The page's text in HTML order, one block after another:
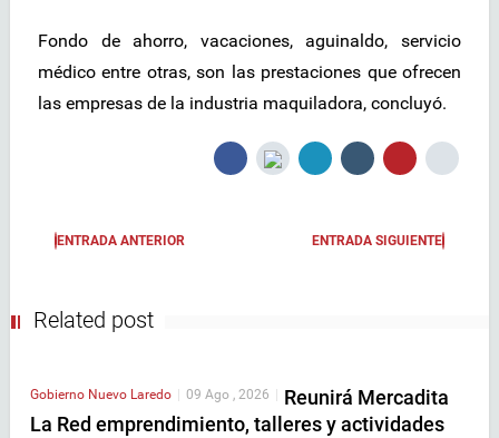
Fondo de ahorro, vacaciones, aguinaldo, servicio
médico entre otras, son las prestaciones que ofrecen
las empresas de la industria maquiladora, concluyó.
ENTRADA ANTERIOR ENTRADA SIGUIENTE
Related post
Gobierno Nuevo Laredo 09 Ago , 2026
Reunirá Mercadita
La Red emprendimiento, talleres y actividades